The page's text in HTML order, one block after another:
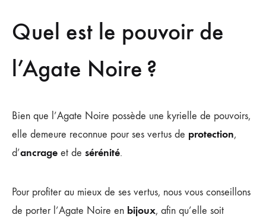
Quel est le pouvoir de
l’Agate Noire ?
Bien que l’Agate Noire possède une kyrielle de pouvoirs,
elle demeure reconnue pour ses vertus de protection,
d’ancrage et de sérénité.
Pour profiter au mieux de ses vertus, nous vous conseillons
de porter l’Agate Noire en bijoux, afin qu’elle soit